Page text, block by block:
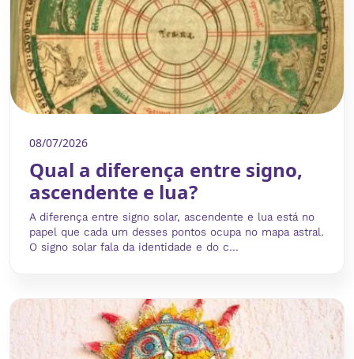
08/07/2026
Qual a diferença entre signo,
ascendente e lua?
A diferença entre signo solar, ascendente e lua está no
papel que cada um desses pontos ocupa no mapa astral.
O signo solar fala da identidade e do c...